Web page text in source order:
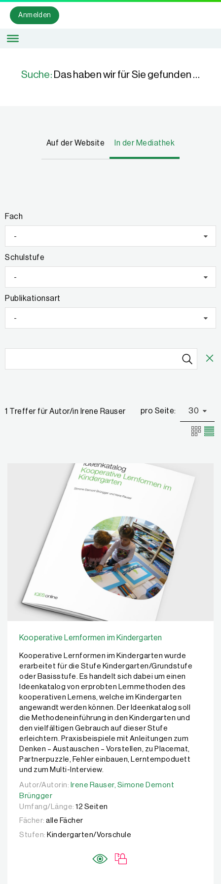
Anmelden
Suche: Das haben wir für Sie gefunden …
Auf der Website In der Mediathek
Fach
-
Schulstufe
-
Publikationsart
-
1 Treffer für Autor/in Irene Rauser pro Seite: 30
Kooperative Lernformen im Kindergarten
Kooperative Lernformen im Kindergarten wurde
erarbeitet für die Stufe Kindergarten/Grundstufe
oder Basisstufe. Es handelt sich dabei um einen
Ideenkatalog von erprobten Lernmethoden des
kooperativen Lernens, welche im Kindergarten
angewandt werden können. Der Ideenkatalog soll
die Methodeneinführung in den Kindergarten und
den vielfältigen Gebrauch auf dieser Stufe
erleichtern. Praxisbeispiele mit Anleitungen zum
Denken – Austauschen – Vorstellen, zu Placemat,
Partnerpuzzle, Fehler einbauen, Lerntempoduett
und zum Multi-Interview.
Autor/Autorin: Irene Rauser, Simone Demont Brüngger
Autor/Autorin: Irene Rauser, Simone Demont
Brüngger
Umfang/Länge: 12 Seiten
Fächer: alle Fächer
Stufen: Kindergarten/Vorschule